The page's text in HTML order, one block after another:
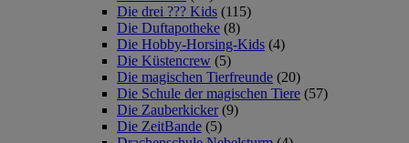
Die drei ??? Kids (115)
Die Duftapotheke (8)
Die Hobby-Horsing-Kids (4)
Die Küstencrew (5)
Die magischen Tierfreunde (20)
Die Schule der magischen Tiere (57)
Die Zauberkicker (9)
Die ZeitBande (5)